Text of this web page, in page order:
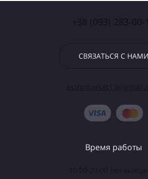
СВЯЗАТЬСЯ С НАМИ
Время работы